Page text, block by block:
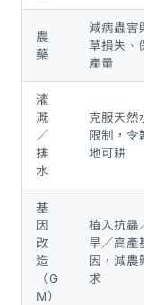
農
藥
減病蟲害
草損失、
產量
灌
溉
／
排
水
克服天然
限制，令
地可耕
基
因
改
造
（G
M）
植入抗蟲
旱／高產
因，減農
求